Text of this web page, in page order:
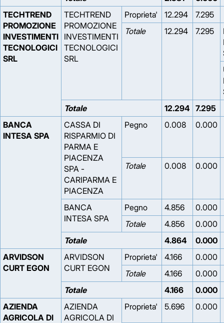
TECHTREND
PROMOZIONE
INVESTIMENTI
TECNOLOGICI
SRL
TECHTREND
PROMOZIONE
INVESTIMENTI
TECNOLOGICI
SRL
Proprieta' 12.294
7.295
Totale
12.294 7.295
Totale
12.294 7.295
BANCA
INTESA SPA
CASSA DI
RISPARMIO DI
PARMA E
PIACENZA
SPA -
CARIPARMA E
PIACENZA
Pegno 0.008 0.000
Totale 0.008 0.000
BANCA
INTESA SPA
Pegno 4.856
0.000
Totale
4.856
0.000
Totale
4.864
0.000
ARVIDSON
CURT EGON
ARVIDSON
CURT EGON
Proprieta' 4.166
0.000
Totale
4.166
0.000
Totale
4.166
0.000
AZIENDA
AGRICOLA DI
AZIENDA
AGRICOLA DI
Proprieta' 5.696 0.000